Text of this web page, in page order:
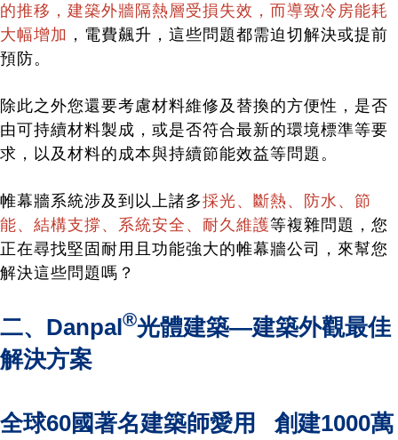
的推移，建築外牆隔熱層受損失效，而導致冷房能耗
大幅增加 ，電費飆升，這些問題都需迫切解決或提前
預防。
除此之外您還要考慮材料維修及替換的方便性，是否
由可持續材料製成，或是否符合最新的環境標準等要
求，以及材料的成本與持續節能效益等問題。
帷幕牆系統涉及到以上諸多採光、斷熱、防水、節
能、結構支撐、系統安全、耐久維護等複雜問題，您
正在尋找堅固耐用且功能強大的帷幕牆公司，來幫您
解決這些問題嗎？
二、Danpal®光體建築—建築外觀最佳
解決方案
全球60國著名建築師愛用 創建1000萬